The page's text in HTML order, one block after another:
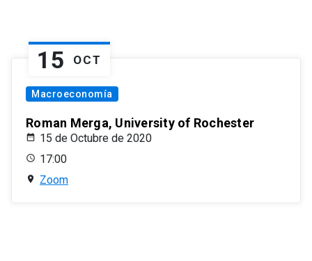
15 OCT
Macroeconomía
Roman Merga, University of Rochester
15 de Octubre de 2020
17:00
Zoom